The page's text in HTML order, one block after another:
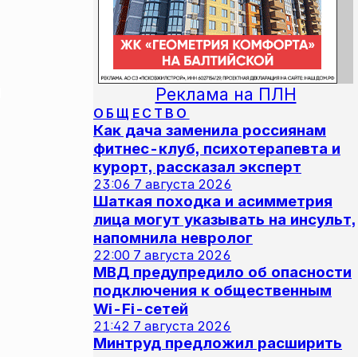
Реклама на ПЛН
ОБЩЕСТВО
Как дача заменила россиянам
фитнес-клуб, психотерапевта и
курорт, рассказал эксперт
23:06 7 августа 2026
Шаткая походка и асимметрия
лица могут указывать на инсульт,
напомнила невролог
22:00 7 августа 2026
МВД предупредило об опасности
подключения к общественным
Wi-Fi-сетей
21:42 7 августа 2026
Минтруд предложил расширить